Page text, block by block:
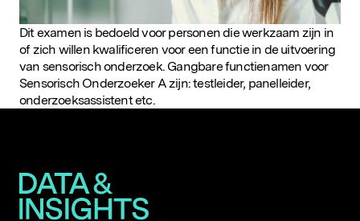
SLUIT JE AAN
Dit examen is bedoeld voor personen die werkzaam zijn in
of zich willen kwalificeren voor een functie in de uitvoering
van sensorisch onderzoek. Gangbare functienamen voor
Sensorisch Onderzoeker A zijn: testleider, panelleider,
onderzoeksassistent etc.